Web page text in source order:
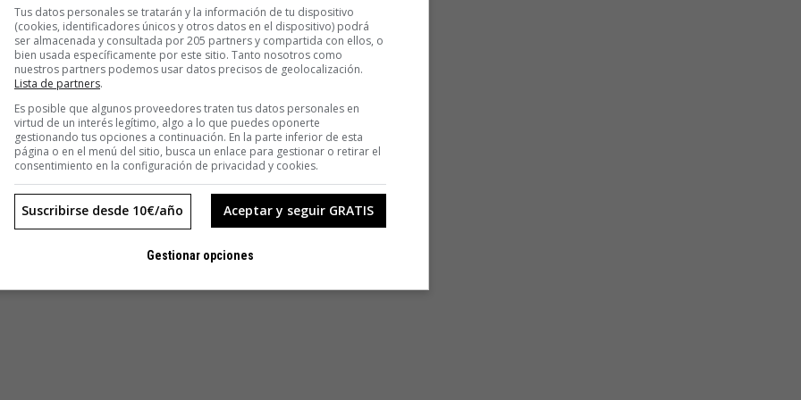
community manager. “No sabemos si necesita formación
y enseñarle a hacer lo que nosotros hacemos”.
barrio de Lavapiés pero casi la totalidad de su esfuerzo
por la Red buscando a su caco.
Tus datos personales se tratarán y la información de tu dispositivo
(cookies, identificadores únicos y otros datos en el dispositivo) podrá
ser almacenada y consultada por 205 partners y compartida con ellos, o
bien usada específicamente por este sitio. Tanto nosotros como
nuestros partners podemos usar datos precisos de geolocalización.
Lista de partners.
Es posible que algunos proveedores traten tus datos personales en
virtud de un interés legítimo, algo a lo que puedes oponerte
gestionando tus opciones a continuación. En la parte inferior de esta
página o en el menú del sitio, busca un enlace para gestionar o retirar el
consentimiento en la configuración de privacidad y cookies.
Aceptar y seguir GRATIS
Suscribirse desde 10€/año
Gestionar opciones